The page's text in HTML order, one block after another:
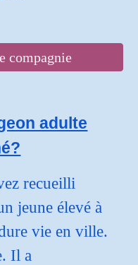
compagnie
adulte
recueilli
jeune élevé à
vie en ville.
Il a